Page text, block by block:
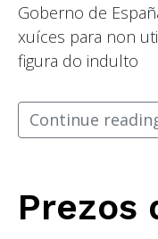
Goberno de
xuíces para non
figura do indulto
Continue
Prezos